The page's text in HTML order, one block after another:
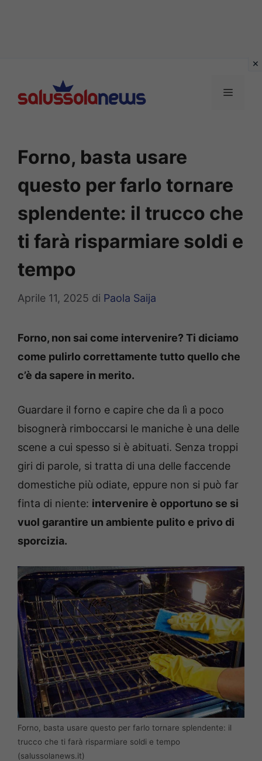
contenuto
MENU
Forno, basta usare
questo per farlo tornare
splendente: il trucco che
ti farà risparmiare soldi e
tempo
Aprile 11, 2025 di Paola Saija
Forno, non sai come intervenire? Ti diciamo
come pulirlo correttamente tutto quello che
c’è da sapere in merito.
Guardare il forno e capire che da lì a poco
bisognerà rimboccarsi le maniche è una delle
scene a cui spesso si è abituati. Senza troppi
giri di parole, si tratta di una delle faccende
domestiche più odiate, eppure non si può far
finta di niente: intervenire è opportuno se si
vuol garantire un ambiente pulito e privo di
sporcizia.
Forno, basta usare questo per farlo tornare splendente: il
trucco che ti farà risparmiare soldi e tempo
(salussolanews.it)